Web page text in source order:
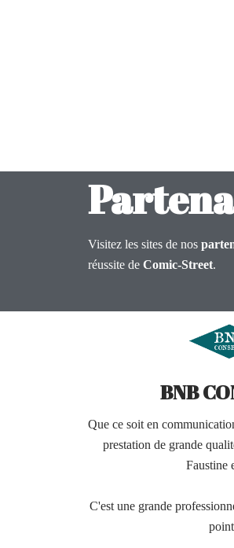
Visitez les sites de nos
réussite de Comic-Street.
BNB
Que ce soit en
prestation de grande
Faustine
C'est une grande